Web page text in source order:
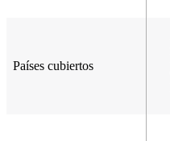
Países cubiertos